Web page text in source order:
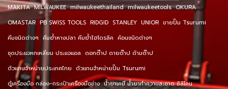
MAKITA MILWAUKEE milwaukeethailand milwaukeetools OKURA
OMASTAR PB SWISS TOOLS RIDGID STANLEY UNIOR ขายปั๊ม Tsurumi
คีมชนิดต่างๆ คีมย้ำหางปลา คีมย้ำไฮโดรลิค ค้อนชนิดต่างๆ
ชุดประแจหกเหลี่ยม ประแจแอล ดอกต๊าป ดายต๊าป ด้ามต๊าป
ตัวแทนจำหน่ายประเทศไทย ตัวแทนจำหน่ายปั๊ม Tsurumi
ตู้เครื่องมือ กล่อง-กระเป๋าเครื่องมือช่าง น้ำยาเคมี น้ำยาทำความสะอาด ซิลิโคน